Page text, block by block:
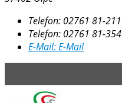
Telefon: 02761 81-211
Telefon: 02761 81-354
E-Mail:E-Mail